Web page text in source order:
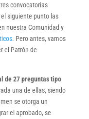
convocatorias
siguiente punto las
nuestra Comunidad y
. Pero antes, vamos
el Patrón de
de 27 preguntas tipo
una de ellas, siendo
se otorga un
el aprobado, se